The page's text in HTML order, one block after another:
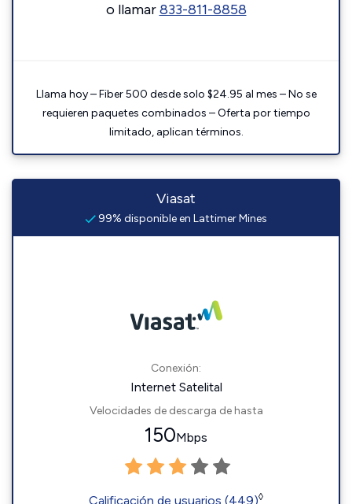
o llamar833-811-8858
Llama hoy – Fiber 500 desde solo $24.95 al mes – No se
requieren paquetes combinados – Oferta por tiempo
limitado, aplican términos.
Viasat
99% disponible en Lattimer Mines
Conexión:
Internet Satelital
Velocidades de descarga de hasta
150Mbps
Calificación de usuarios (449)◊